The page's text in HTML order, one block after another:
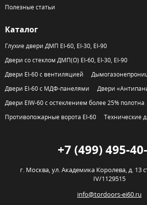
Полезные статьи
Каталог
Глухие двери ДМП EI-60, EI-30, EI-90
Двери со стеклом ДМП(О) EI-60, EI-30, EI-90
Двери EI-60 с вентиляцией
Двери EI-60 с МДФ-панелями
Двери
Двери EIW-60 с остеклением более 25% полотна
Противопожарные ворота EI-60
Технические
+7 (499) 495-
г. Москва,ул. Академика Королева, д. 13
IV/1129515
info@tordoors-ei60.ru